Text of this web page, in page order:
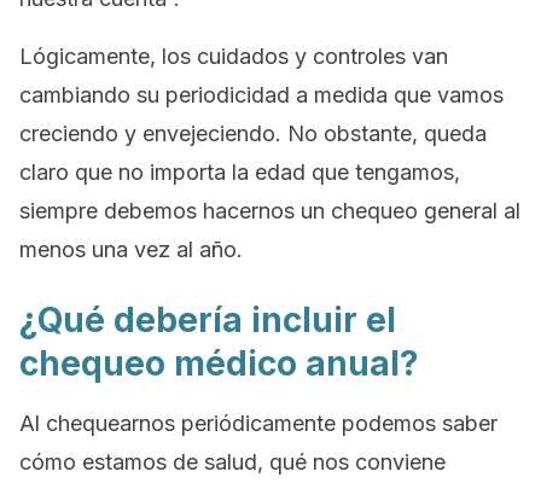
Lógicamente, los cuidados y controles van
cambiando su periodicidad a medida que vamos
creciendo y envejeciendo. No obstante, queda
claro que no importa la edad que tengamos,
siempre debemos hacernos un chequeo general al
menos una vez al año.
¿Qué debería incluir el
chequeo médico anual?
Al chequearnos periódicamente podemos saber
cómo estamos de salud, qué nos conviene